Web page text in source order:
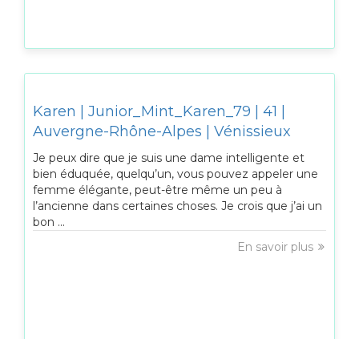
Karen | Junior_Mint_Karen_79 | 41 |
Auvergne-Rhône-Alpes | Vénissieux
Je peux dire que je suis une dame intelligente et
bien éduquée, quelqu’un, vous pouvez appeler une
femme élégante, peut-être même un peu à
l’ancienne dans certaines choses. Je crois que j’ai un
bon ...
En savoir plus